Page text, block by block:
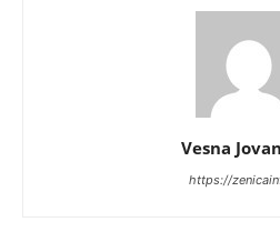
Vesna
https://